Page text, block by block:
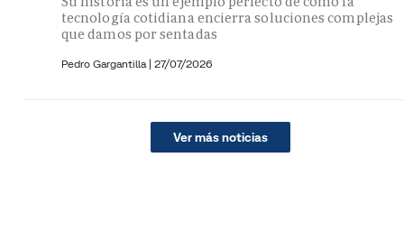
tecnología cotidiana encierra soluciones complejas
que damos por sentadas
Pedro Gargantilla | 27/07/2026
Ver más noticias